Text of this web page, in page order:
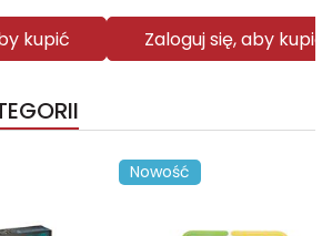
kupić Zaloguj się, aby kupić
Nowość